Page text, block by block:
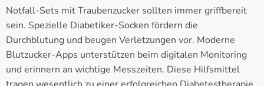
Notfall-Sets mit Traubenzucker sollten immer griffbereit
sein. Spezielle Diabetiker-Socken fördern die
Durchblutung und beugen Verletzungen vor. Moderne
Blutzucker-Apps unterstützen beim digitalen Monitoring
und erinnern an wichtige Messzeiten. Diese Hilfsmittel